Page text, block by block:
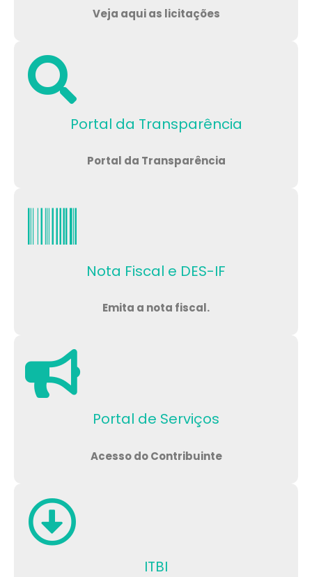
Veja aqui as licitações
Portal da Transparência
Portal da Transparência
Nota Fiscal e DES-IF
Emita a nota fiscal.
Portal de Serviços
Acesso do Contribuinte
ITBI